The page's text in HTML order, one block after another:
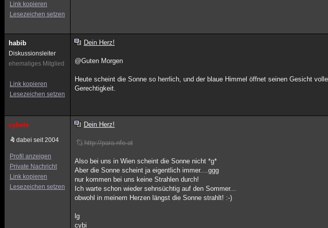
Link kopieren
Lesezeichen setzen
habib
Diskussionsleiter
ehemaliges Mitglied
Link kopieren
Lesezeichen setzen
Dein Herz!
@Guten Morgen
Heute scheint die Sonne so herrlich, und der blaue Himmel öffnet seinen Gesicht
Gerechtigkeit.
cybele
dabei seit 2004
Profil anzeigen
Private Nachricht
Link kopieren
Lesezeichen setzen
Dein Herz!
http://para.nfo.at
Also bei uns in Wien scheint die Sonne nicht *g*
Aber die Sonne scheint ja eigentlich immer....ggg
nur kommen bei uns keine Strahlen durch!
Ich warte schon wieder sehnsüchtig auf den Sommer...
obwohl in meinem Herzen längst die Sonne strahlt! :-)
lg
cybi